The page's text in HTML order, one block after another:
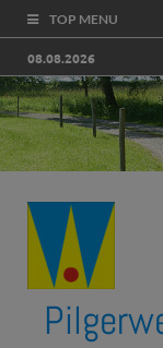
TOP MENU
08.08.2026